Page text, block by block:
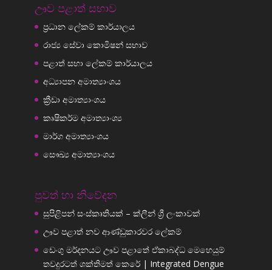
ඌව පළාත් සභාව
ප්‍රධාන ලේකම් කාර්යාලය
රාජ්‍ය සේවා කොමිෂන් සභාව
පළාත් සභා ලේකම් කාර්යාලය
අධ්‍යාපන අමාත්‍යාංශය
ක්‍රීඩා අමාත්‍යාංශය
කෘෂිකර්ම අමාත්‍යාංශ්‍ය
මාර්ග අමාත්‍යාංශය
සෞඛ්‍ය අමාත්‍යාංශය
පුවත් හා නිවේදන
සුපිළිපන් සංස්කෘතියක් – ක්ලීන් ශ්‍රී ලංකාවක්
ඌව පළාත් නව ආණ්ඩුකාරවර ලේකම්
ඩෙංගු මර්දනයට ඌව පළාතේ ඒකාබද්ධ මෙහෙයුම්
තවදුරටත් ශක්තිමත් කෙරේ | Integrated Dengue